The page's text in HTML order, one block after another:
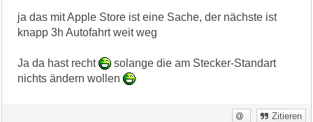
ja das mit Apple Store ist eine Sache, der nächste ist
knapp 3h Autofahrt weit weg
Ja da hast recht
solange die am Stecker-Standart
nichts ändern wollen
Zitieren